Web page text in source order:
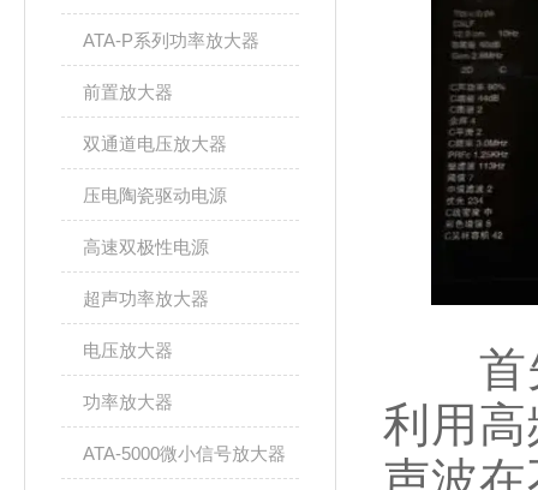
ATA-P系列功率放大器
前置放大器
双通道电压放大器
压电陶瓷驱动电源
高速双极性电源
超声功率放大器
电压放大器
功率放大器
ATA-5000微小信号放大器
首先
利用
声波